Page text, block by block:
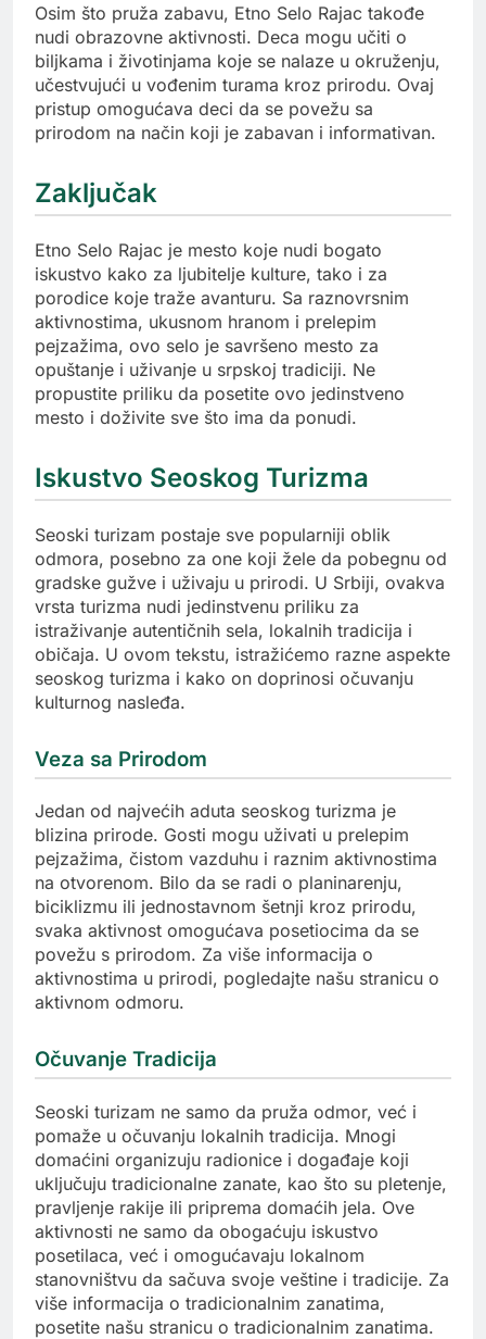
Osim što pruža zabavu, Etno Selo Rajac takođe
nudi obrazovne aktivnosti. Deca mogu učiti o
biljkama i životinjama koje se nalaze u okruženju,
učestvujući u vođenim turama kroz prirodu. Ovaj
pristup omogućava deci da se povežu sa
prirodom na način koji je zabavan i informativan.
Zaključak
Etno Selo Rajac je mesto koje nudi bogato
iskustvo kako za ljubitelje kulture, tako i za
porodice koje traže avanturu. Sa raznovrsnim
aktivnostima, ukusnom hranom i prelepim
pejzažima, ovo selo je savršeno mesto za
opuštanje i uživanje u srpskoj tradiciji. Ne
propustite priliku da posetite ovo jedinstveno
mesto i doživite sve što ima da ponudi.
Iskustvo Seoskog Turizma
Seoski turizam postaje sve popularniji oblik
odmora, posebno za one koji žele da pobegnu od
gradske gužve i uživaju u prirodi. U Srbiji, ovakva
vrsta turizma nudi jedinstvenu priliku za
istraživanje autentičnih sela, lokalnih tradicija i
običaja. U ovom tekstu, istražićemo razne aspekte
seoskog turizma i kako on doprinosi očuvanju
kulturnog nasleđa.
Veza sa Prirodom
Jedan od najvećih aduta seoskog turizma je
blizina prirode. Gosti mogu uživati u prelepim
pejzažima, čistom vazduhu i raznim aktivnostima
na otvorenom. Bilo da se radi o planinarenju,
biciklizmu ili jednostavnom šetnji kroz prirodu,
svaka aktivnost omogućava posetiocima da se
povežu s prirodom. Za više informacija o
aktivnostima u prirodi, pogledajte našu stranicu o
aktivnom odmoru.
Očuvanje Tradicija
Seoski turizam ne samo da pruža odmor, već i
pomaže u očuvanju lokalnih tradicija. Mnogi
domaćini organizuju radionice i događaje koji
uključuju tradicionalne zanate, kao što su pletenje,
pravljenje rakije ili priprema domaćih jela. Ove
aktivnosti ne samo da obogaćuju iskustvo
posetilaca, već i omogućavaju lokalnom
stanovništvu da sačuva svoje veštine i tradicije. Za
više informacija o tradicionalnim zanatima,
posetite našu stranicu o tradicionalnim zanatima.